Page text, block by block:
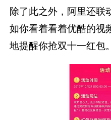
除了此之外，阿里还联
如你看着看着优酷的视
地提醒你抢双十一红包。